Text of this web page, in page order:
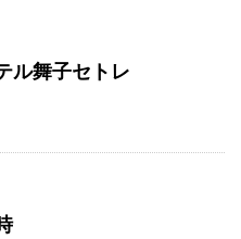
ル舞子セトレ